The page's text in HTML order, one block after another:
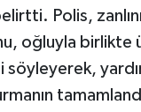
Polis,
oğluyla birlikte
söyleyerek,